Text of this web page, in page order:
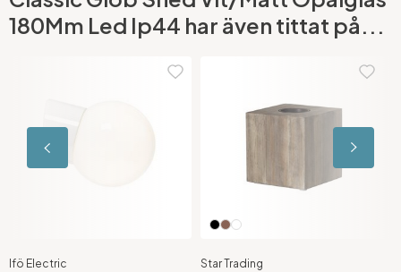
180Mm Led Ip44 har även tittat på...
Ifö Electric Star Trading